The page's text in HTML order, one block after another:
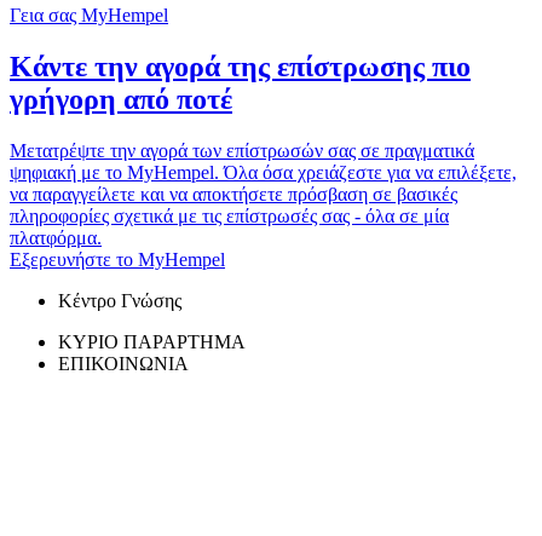
Γεια σας MyHempel
Κάντε την αγορά της επίστρωσης πιο
γρήγορη από ποτέ
Μετατρέψτε την αγορά των επίστρωσών σας σε πραγματικά
ψηφιακή με το MyHempel. Όλα όσα χρειάζεστε για να επιλέξετε,
να παραγγείλετε και να αποκτήσετε πρόσβαση σε βασικές
πληροφορίες σχετικά με τις επίστρωσές σας - όλα σε μία
πλατφόρμα.
Εξερευνήστε το MyHempel
Κέντρο Γνώσης
ΚΥΡΙΟ ΠΑΡΑΡΤΗΜΑ
ΕΠΙΚΟΙΝΩΝΙΑ